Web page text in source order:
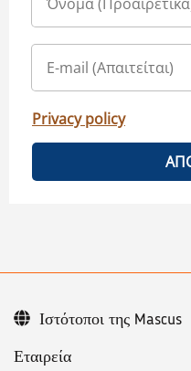
Privacy policy
Εταιρεία
Ιστότοποι της Mascus